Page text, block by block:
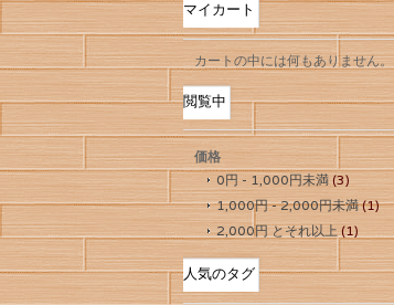
マイカート
カートの中には何もありません。
閲覧中
価格
0円 - 1,000円未満 (3)
1,000円-2,000円未満(1)
2,000円とそれ以上(1)
人気のタグ